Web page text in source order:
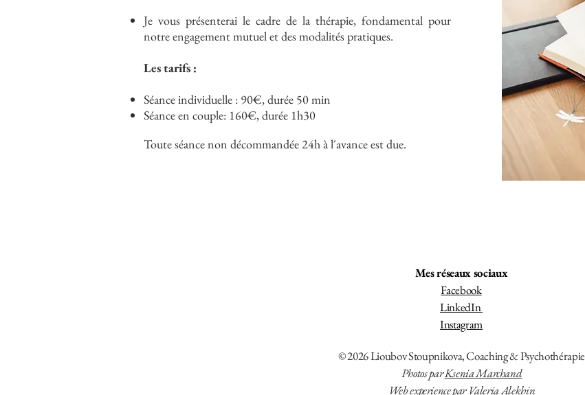
Je vous présenterai le cadre de la thérapie, fondamental pour
notre engagement mutuel et des modalités pratiques.
Les tarifs :
Séance individuelle : 90€, durée 50 min
Séance en couple: 160€, durée 1h30
Toute séance non décommandée 24h à l´avance est due.
Mes réseaux sociaux
Facebook
LinkedIn
Instagram
© 2026 Lioubov Stoupnikova, Coaching & Psychothérapie
PhotosparKsenia Marchand
Web experiencepar Valeria Alekhin